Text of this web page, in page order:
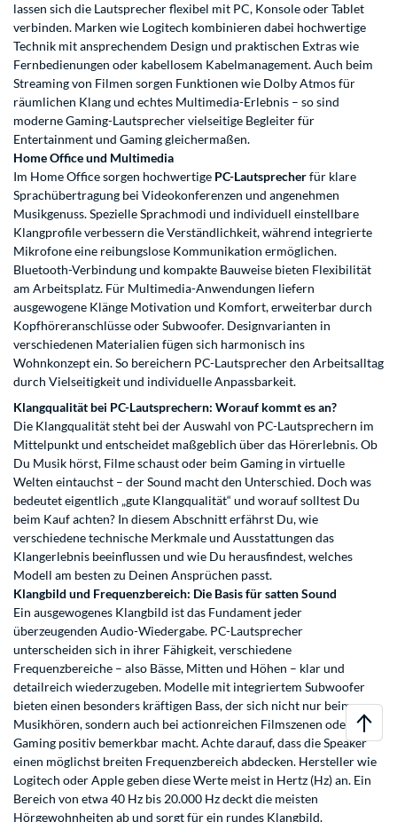
lassen sich die Lautsprecher flexibel mit PC, Konsole oder Tablet
verbinden. Marken wie Logitech kombinieren dabei hochwertige
Technik mit ansprechendem Design und praktischen Extras wie
Fernbedienungen oder kabellosem Kabelmanagement. Auch beim
Streaming von Filmen sorgen Funktionen wie Dolby Atmos für
räumlichen Klang und echtes Multimedia-Erlebnis – so sind
moderne Gaming-Lautsprecher vielseitige Begleiter für
Entertainment und Gaming gleichermaßen.
Home Office und Multimedia
Im Home Office sorgen hochwertige PC-Lautsprecherfür klare
Sprachübertragung bei Videokonferenzen und angenehmen
Musikgenuss. Spezielle Sprachmodi und individuell einstellbare
Klangprofile verbessern die Verständlichkeit, während integrierte
Mikrofone eine reibungslose Kommunikation ermöglichen.
Bluetooth-Verbindung und kompakte Bauweise bieten Flexibilität
am Arbeitsplatz. Für Multimedia-Anwendungen liefern
ausgewogene Klänge Motivation und Komfort, erweiterbar durch
Kopfhöreranschlüsse oder Subwoofer. Designvarianten in
verschiedenen Materialien fügen sich harmonisch ins
Wohnkonzept ein. So bereichern PC-Lautsprecher den Arbeitsalltag
durch Vielseitigkeit und individuelle Anpassbarkeit.
Klangqualität bei PC-Lautsprechern: Worauf kommt es an?
Die Klangqualität steht bei der Auswahl von PC-Lautsprechern im
Mittelpunkt und entscheidet maßgeblich über das Hörerlebnis. Ob
Du Musik hörst, Filme schaust oder beim Gaming in virtuelle
Welten eintauchst – der Sound macht den Unterschied. Doch was
bedeutet eigentlich „gute Klangqualität“ und worauf solltest Du
beim Kauf achten? In diesem Abschnitt erfährst Du, wie
verschiedene technische Merkmale und Ausstattungen das
Klangerlebnis beeinflussen und wie Du herausfindest, welches
Modell am besten zu Deinen Ansprüchen passt.
Klangbild und Frequenzbereich: Die Basis für satten Sound
Ein ausgewogenes Klangbild ist das Fundament jeder
überzeugenden Audio-Wiedergabe. PC-Lautsprecher
unterscheiden sich in ihrer Fähigkeit, verschiedene
Frequenzbereiche – also Bässe, Mitten und Höhen – klar und
detailreich wiederzugeben. Modelle mit integriertem Subwoofer
bieten einen besonders kräftigen Bass, der sich nicht nur beim
Musikhören, sondern auch bei actionreichen Filmszenen oder
Gaming positiv bemerkbar macht. Achte darauf, dass die Speaker
einen möglichst breiten Frequenzbereich abdecken. Hersteller wie
Logitech oder Apple geben diese Werte meist in Hertz (Hz) an. Ein
Bereich von etwa 40 Hz bis 20.000 Hz deckt die meisten
Hörgewohnheiten ab und sorgt für ein rundes Klangbild.